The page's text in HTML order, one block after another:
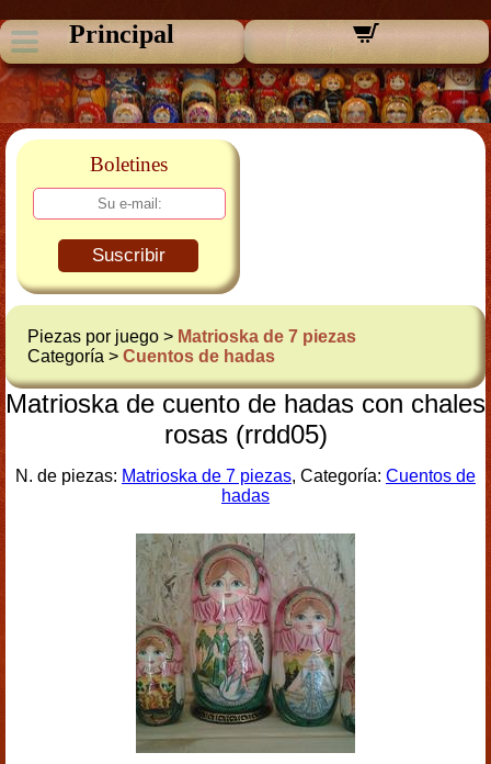
Principal
Boletines
Suscribir
Piezas por juego > Matrioska de 7 piezas
Categoría > Cuentos de hadas
Matrioska de cuento de hadas con chales
rosas (rrdd05)
N. de piezas: Matrioska de 7 piezas, Categoría: Cuentos de
hadas